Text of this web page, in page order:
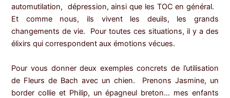
automutilation, dépression, ainsi que les TOC en général.
Et comme nous, ils vivent les deuils, les grands
changements de vie. Pour toutes ces situations, il y a des
élixirs qui correspondent aux émotions vécues.
Pour vous donner deux exemples concrets de l’utilisation
de Fleurs de Bach avec un chien. Prenons Jasmine, un
border collie et Philip, un épagneul breton… mes enfants